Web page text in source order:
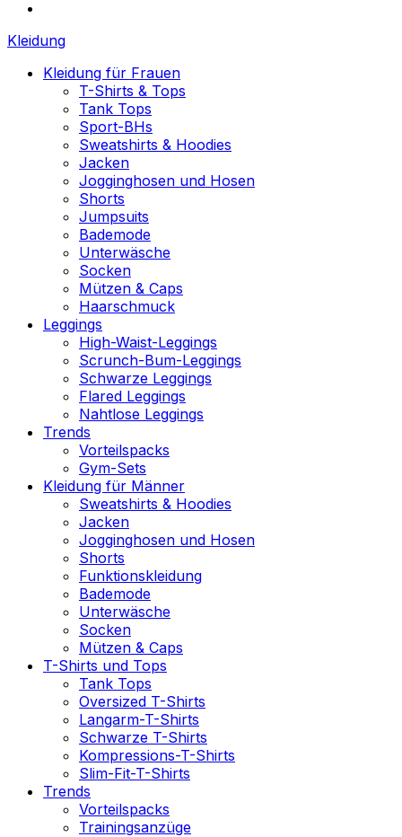
Kleidung
Kleidung für Frauen
T-Shirts & Tops
Tank Tops
Sport-BHs
Sweatshirts & Hoodies
Jacken
Jogginghosen und Hosen
Shorts
Jumpsuits
Bademode
Unterwäsche
Socken
Mützen & Caps
Haarschmuck
Leggings
High-Waist-Leggings
Scrunch-Bum-Leggings
Schwarze Leggings
Flared Leggings
Nahtlose Leggings
Trends
Vorteilspacks
Gym-Sets
Kleidung für Männer
Sweatshirts & Hoodies
Jacken
Jogginghosen und Hosen
Shorts
Funktionskleidung
Bademode
Unterwäsche
Socken
Mützen & Caps
T-Shirts und Tops
Tank Tops
Oversized T-Shirts
Langarm-T-Shirts
Schwarze T-Shirts
Kompressions-T-Shirts
Slim-Fit-T-Shirts
Trends
Vorteilspacks
Trainingsanzüge